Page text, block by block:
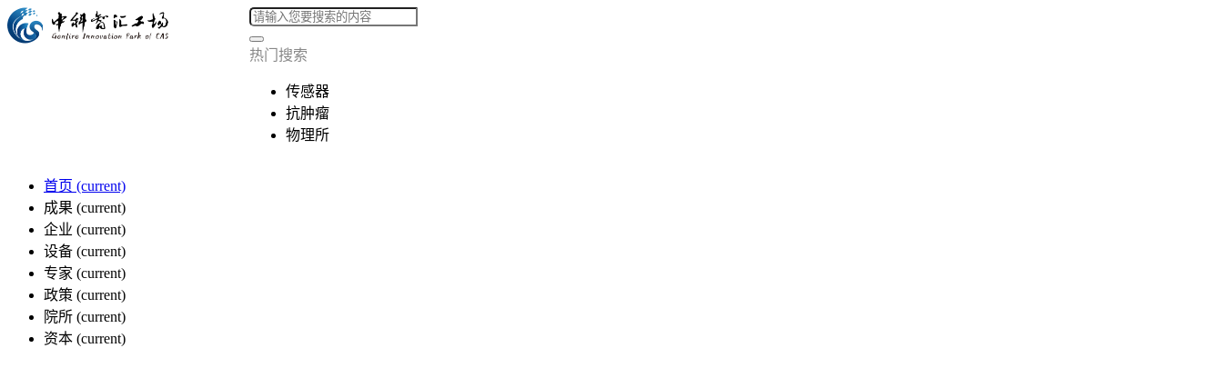
热门搜索
传感器
抗肿瘤
物理所
首页 (current)
成果 (current)
企业 (current)
设备 (current)
专家 (current)
政策 (current)
院所 (current)
资本 (current)